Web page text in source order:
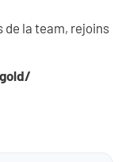
de la team, rejoins